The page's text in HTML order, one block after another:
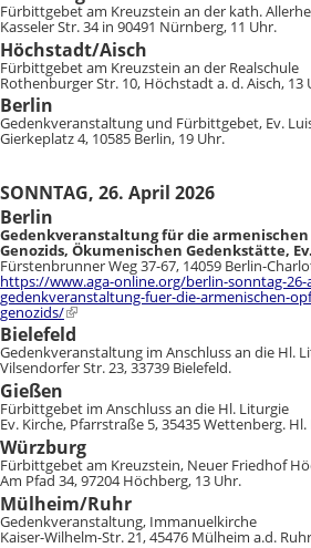
Fürbittgebet am Kreuzstein an der kath.
Kasseler Str. 34 in 90491 Nürnberg, 11 Uhr.
Höchstadt/Aisch
Fürbittgebet am Kreuzstein an der Realschule
Rothenburger Str. 10, Höchstadt a. d. Aisch, 13
Berlin
Gedenkveranstaltung und Fürbittgebet, Ev.
Gierkeplatz 4, 10585 Berlin, 19 Uhr.
SONNTAG, 26. April 2026
Berlin
Gedenkveranstaltung für die armenischen
Genozids, Ökumenischen Gedenkstätte,
Fürstenbrunner Weg 37-67, 14059 Berlin-
https://www.aga-online.org/berlin-sonntag-26-
gedenkveranstaltung-fuer-die-armenischen-
genozids/
Bielefeld
Gedenkveranstaltung im Anschluss an die Hl.
Vilsendorfer Str. 23, 33739 Bielefeld.
Gießen
Fürbittgebet im Anschluss an die Hl. Liturgie
Ev. Kirche, Pfarrstraße 5, 35435 Wettenberg.
Würzburg
Fürbittgebet am Kreuzstein, Neuer Friedhof
Am Pfad 34, 97204 Höchberg, 13 Uhr.
Mülheim/Ruhr
Gedenkveranstaltung, Immanuelkirche
Kaiser-Wilhelm-Str. 21, 45476 Mülheim a.d.